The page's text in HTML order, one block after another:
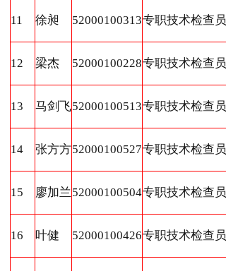
11 徐昶 52000100313专职技术检查员
12 梁杰 52000100228专职技术检查员
13 马剑飞52000100513专职技术检查员
14 张方方52000100527专职技术检查员
15 廖加兰52000100504专职技术检查员
16 叶健 52000100426专职技术检查员